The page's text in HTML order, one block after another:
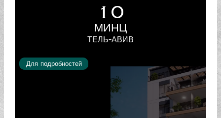
10
МИНЦ
ТЕЛЬ-АВИВ
Для подробностей